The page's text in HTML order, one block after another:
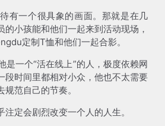
有一个很具象的画面。那就是在几
的小孩能和他们一起来到活动现场，
定制T恤和他们一起合影。
是一个“活在线上”的人，极度依赖网
段时间里都相对小众，他也不太需要
范自己的节奏。
注定会剧烈改变一个人的人生。